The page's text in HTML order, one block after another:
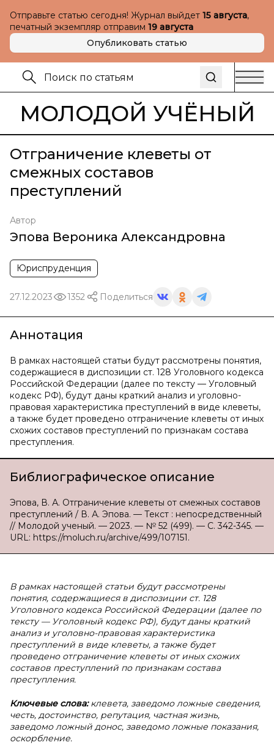
Отправьте статью сегодня! Журнал выйдет 15 августа,
печатный экземпляр отправим 19 августа
Опубликовать статью
МОЛОДОЙ УЧЁНЫЙ
Отграничение клеветы от
смежных составов
преступлений
Автор
Эпова Вероника Александровна
Юриспруденция
27.12.2023 1352 Поделиться
Аннотация
В рамках настоящей статьи будут рассмотрены понятия,
содержащиеся в диспозиции ст. 128 Уголовного кодекса
Российской Федерации (далее по тексту — Уголовный
кодекс РФ), будут даны краткий анализ и уголовно-
правовая характеристика преступлений в виде клеветы,
а также будет проведено отграничение клеветы от иных
схожих составов преступлений по признакам состава
преступления.
Библиографическое описание
Эпова, В. А. Отграничение клеветы от смежных составов
преступлений / В. А. Эпова. — Текст : непосредственный
// Молодой ученый. — 2023. — № 52 (499). — С. 342-345. —
URL: https://moluch.ru/archive/499/107151.
В рамках настоящей статьи будут рассмотрены
понятия, содержащиеся в диспозиции ст. 128
Уголовного кодекса Российской Федерации (далее по
тексту — Уголовный кодекс РФ), будут даны краткий
анализ и уголовно-правовая характеристика
преступлений в виде клеветы, а также будет
проведено отграничение клеветы от иных схожих
составов преступлений по признакам состава
преступления.
Ключевые слова:клевета, заведомо ложные сведения,
честь, достоинство, репутация, частная жизнь,
заведомо ложный донос, заведомо ложные показания,
оскорбление.